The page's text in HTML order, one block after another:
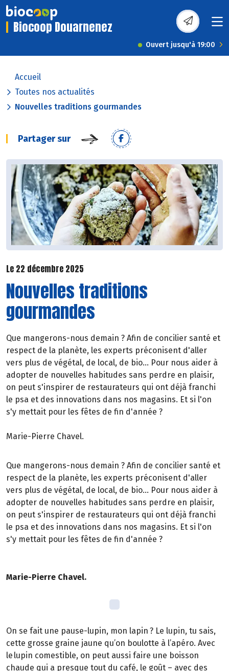
Biocoop Douarnenez
Ouvert jusqu'à 19:00
Accueil
Toutes nos actualités
Nouvelles traditions gourmandes
Partager sur
Le 22 décembre 2025
Nouvelles traditions
gourmandes
Que mangerons-nous demain ? Afin de concilier santé et
respect de la planète, les experts préconisent d'aller
vers plus de végétal, de local, de bio... Pour nous aider à
adopter de nouvelles habitudes sans perdre en plaisir,
on peut s'inspirer de restaurateurs qui ont déjà franchi
le psa et des innovations dans nos magasins. Et si l'on
s'y mettait pour les fêtes de fin d'année ?
Marie-Pierre Chavel.
Que mangerons-nous demain ? Afin de concilier santé et
respect de la planète, les experts préconisent d'aller
vers plus de végétal, de local, de bio... Pour nous aider à
adopter de nouvelles habitudes sans perdre en plaisir,
on peut s'inspirer de restaurateurs qui ont déjà franchi
le psa et des innovations dans nos magasins. Et si l'on
s'y mettait pour les fêtes de fin d'année ?
Marie-Pierre Chavel.
On se fait une pause-lupin, mon lapin ? Le lupin, tu sais,
cette grosse graine jaune qu’on boulotte à l’apéro. Avec
le lupin comestible, on peut aussi faire une boisson
chaude qui a presque tout du café, le goût – avec des